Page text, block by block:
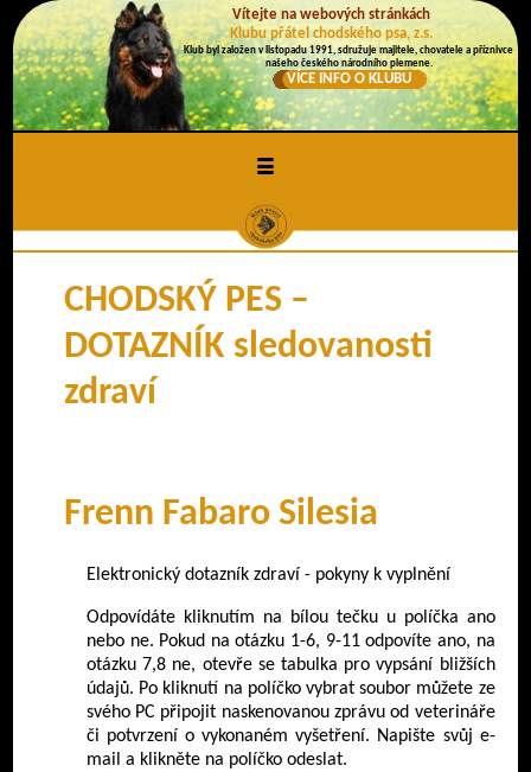
Vítejte na webových stránkách
Klubu přátel chodského psa, z.s.
Klub byl založen v listopadu 1991, sdružuje majitele, chovatele a příznivce
našeho českého národního plemene.
VÍCE INFO O KLUBU
≡
CHODSKÝ PES –
DOTAZNÍK sledovanosti
zdraví
Frenn Fabaro Silesia
Elektronický dotazník zdraví - pokyny k vyplnění
Odpovídáte kliknutím na bílou tečku u políčka ano
nebo ne. Pokud na otázku 1-6, 9-11 odpovíte ano, na
otázku 7,8 ne, otevře se tabulka pro vypsání bližších
údajů. Po kliknutí na políčko vybrat soubor můžete ze
svého PC připojit naskenovanou zprávu od veterináře
či potvrzení o vykonaném vyšetření. Napište svůj e-
mail a klikněte na políčko odeslat.